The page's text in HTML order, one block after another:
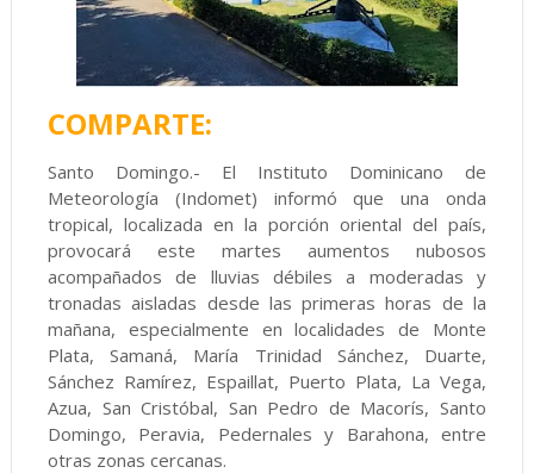
COMPARTE:
Santo Domingo.- El Instituto Dominicano de
Meteorología (Indomet) informó que una onda
tropical, localizada en la porción oriental del país,
provocará este martes aumentos nubosos
acompañados de lluvias débiles a moderadas y
tronadas aisladas desde las primeras horas de la
mañana, especialmente en localidades de Monte
Plata, Samaná, María Trinidad Sánchez, Duarte,
Sánchez Ramírez, Espaillat, Puerto Plata, La Vega,
Azua, San Cristóbal, San Pedro de Macorís, Santo
Domingo, Peravia, Pedernales y Barahona, entre
otras zonas cercanas.